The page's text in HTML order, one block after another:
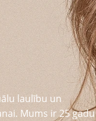
laulību un
Mums ir 25 gadu